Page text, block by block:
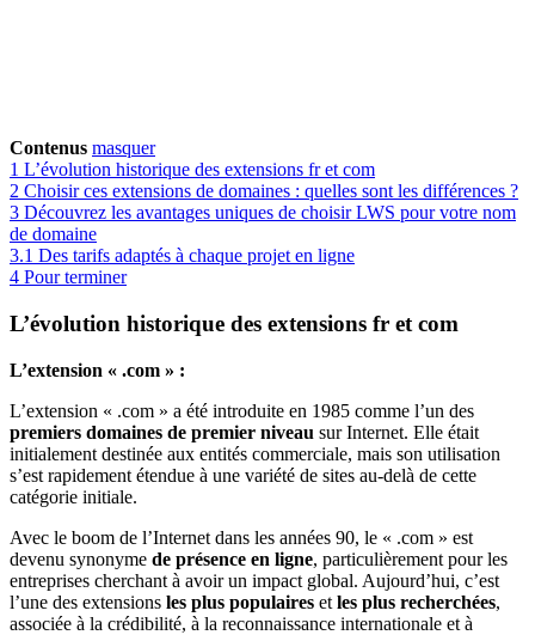
Contenus masquer
1 L’évolution historique des extensions fr et com
2 Choisir ces extensions de domaines : quelles sont les différences ?
3 Découvrez les avantages uniques de choisir LWS pour votre nom
de domaine
3.1 Des tarifs adaptés à chaque projet en ligne
4 Pour terminer
L’évolution historique des extensions fr et com
L’extension « .com » :
L’extension « .com » a été introduite en 1985 comme l’un des
premiers domaines de premier niveau sur Internet. Elle était
initialement destinée aux entités commerciale, mais son utilisation
s’est rapidement étendue à une variété de sites au-delà de cette
catégorie initiale.
Avec le boom de l’Internet dans les années 90, le « .com » est
devenu synonyme de présence en ligne, particulièrement pour les
entreprises cherchant à avoir un impact global. Aujourd’hui, c’est
l’une des extensions les plus populaires et les plus recherchées,
associée à la crédibilité, à la reconnaissance internationale et à